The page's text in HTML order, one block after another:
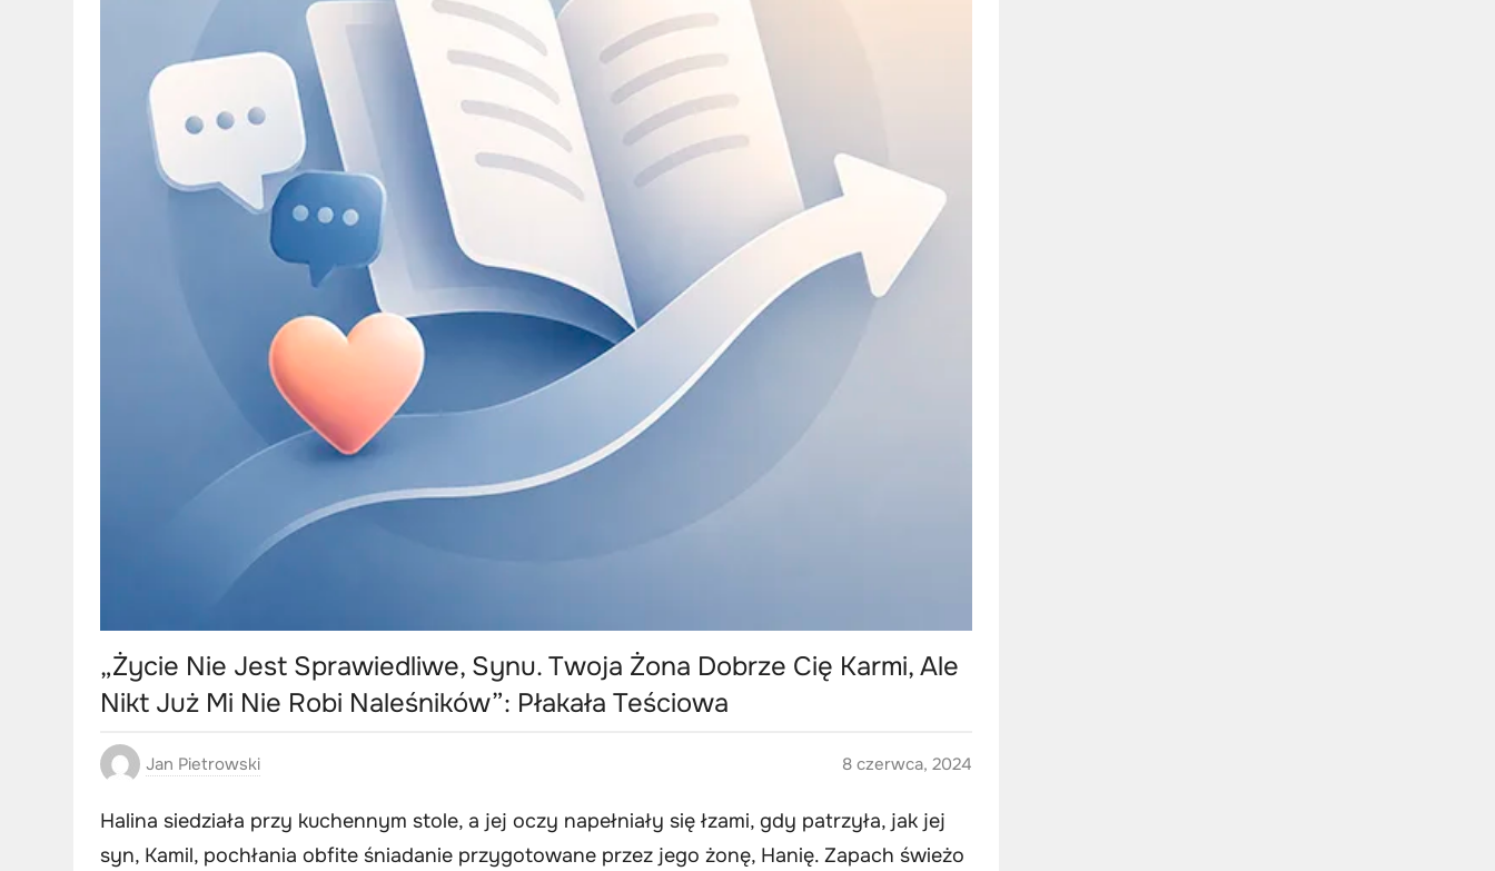
„Życie Nie Jest Sprawiedliwe, Synu. Twoja Żona Dobrze Cię Karmi, Ale
Nikt Już Mi Nie Robi Naleśników”: Płakała Teściowa
Jan Pietrowski 8 czerwca, 2024
Halina siedziała przy kuchennym stole, a jej oczy napełniały się łzami, gdy patrzyła, jak jej
syn, Kamil, pochłania obfite śniadanie przygotowane przez jego żonę, Hanię. Zapach świeżo